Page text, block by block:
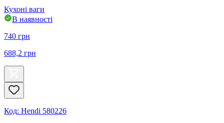
Кухоні ваги
В наявності
740 грн
688,2 грн
Код: Hendi 580226